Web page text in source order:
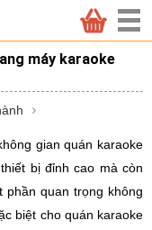
máy karaoke
gian quán karaoke
bị đỉnh cao mà còn
quan trọng không
biệt cho quán karaoke